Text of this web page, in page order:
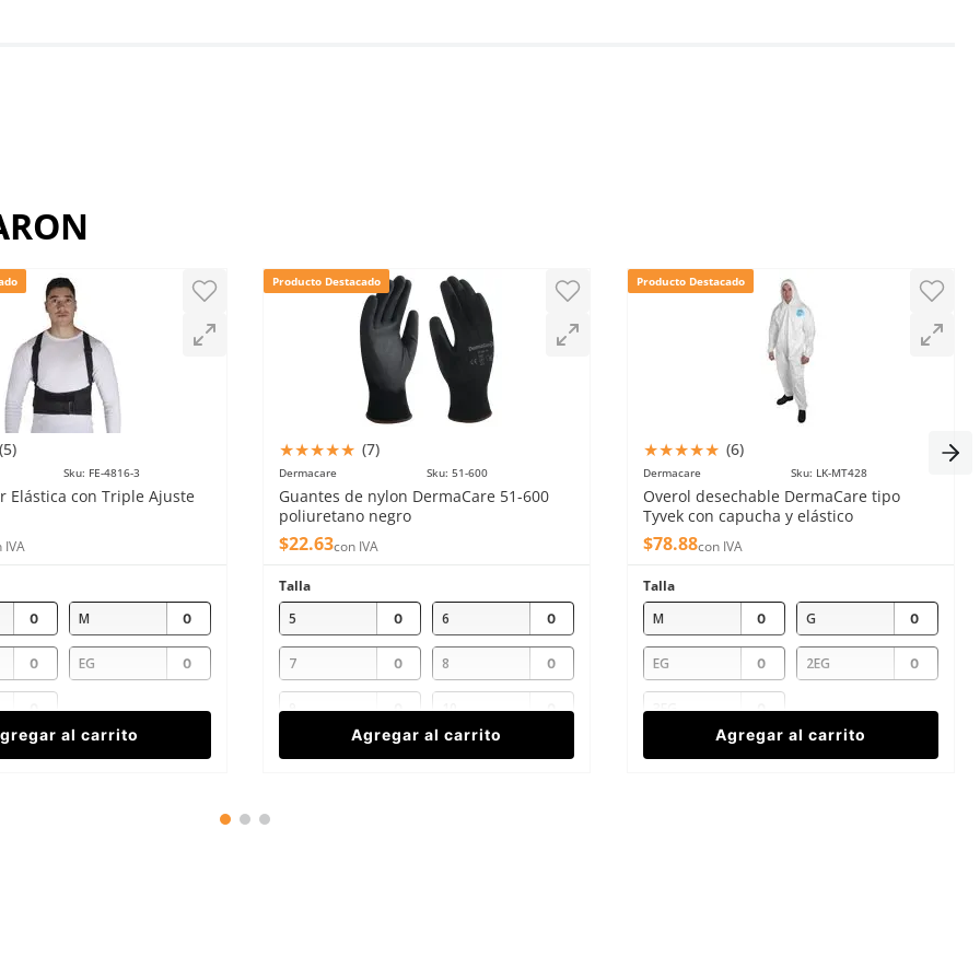
(5)
Sku: FE-4816-3
Elástica con Triple Ajuste
IVA
M
EG
al carrito
Producto Destacado
★★★★★ (7)
Dermacare Sku: 51-600
Guantes de nylon DermaCare 51-600
poliuretano negro
$22.63con IVA
Talla
5
6
7 8
9
10
Agregar al carrito
Producto Destacado
★★★★★ (6)
Dermacare Sku: LK-MT428
Overol desechable DermaCare tipo
Tyvek con capucha y elástico
$78.88con IVA
Talla
M
G
EG 2EG
3EG
Agregar al carrito